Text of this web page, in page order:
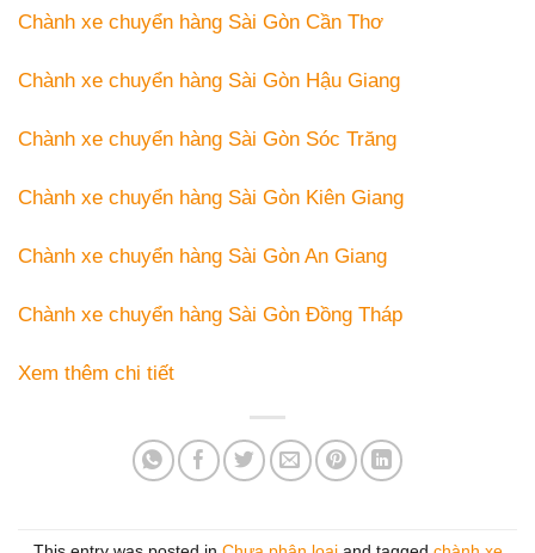
Chành xe chuyển hàng Sài Gòn Cần Thơ
Chành xe chuyển hàng Sài Gòn Hậu Giang
Chành xe chuyển hàng Sài Gòn Sóc Trăng
Chành xe chuyển hàng Sài Gòn Kiên Giang
Chành xe chuyển hàng Sài Gòn An Giang
Chành xe chuyển hàng Sài Gòn Đồng Tháp
Xem thêm chi tiết